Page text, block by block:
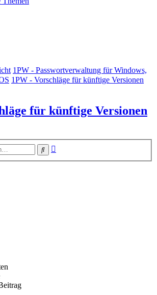
1PW - Passwortverwaltung für Windows,
1PW - Vorschläge für künftige Versionen
für künftige Versionen
Suche